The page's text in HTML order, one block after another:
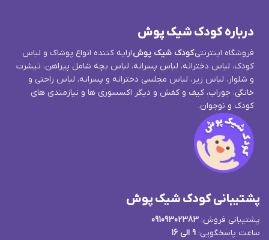
درباره کودک شیک پوش
فروشگاه اینترنتیکودک شیک پوشارایه کننده انواع پوشاک و لباس
کودک، لباس دخترانه، لباس پسرانه، لباس بچه شامل پیراهن، تیشرت
و شلوار، لباس زیر، لباس مجلسی دخترانه و پسرانه، لباس راحتی و
خانگی، جوراب، کیف و کفش و دیگر اکسسوری ها و نیازمندی های
کودک و نوجوان.
پشتیبانی کودک شیک پوش
پشتیبانی فروش: 09109302383
ساعت پاسخگویی: 9 الی 16